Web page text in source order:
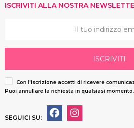
ISCRIVITI ALLA NOSTRA
ISCRIVITI
Con l'iscrizione accetti di ricevere
Puoi annullare la richiesta in qualsiasi momento.
SEGUICI SU: